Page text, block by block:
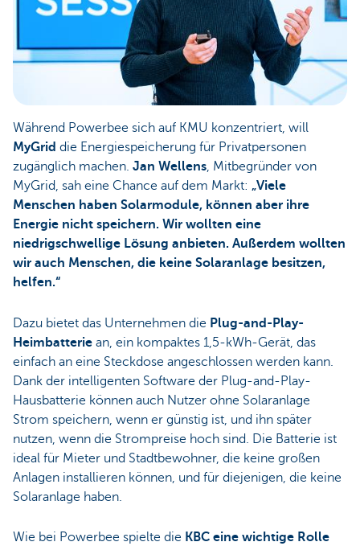
Während Powerbee sich auf KMU konzentriert, will
MyGrid die Energiespeicherung für Privatpersonen
zugänglich machen. Jan Wellens, Mitbegründer von
MyGrid, sah eine Chance auf dem Markt: „Viele
Menschen haben Solarmodule, können aber ihre
Energie nicht speichern. Wir wollten eine
niedrigschwellige Lösung anbieten. Außerdem wollten
wir auch Menschen, die keine Solaranlage besitzen,
helfen.“
Dazu bietet das Unternehmen die Plug-and-Play-
Heimbatterie an, ein kompaktes 1,5-kWh-Gerät, das
einfach an eine Steckdose angeschlossen werden kann.
Dank der intelligenten Software der Plug-and-Play-
Hausbatterie können auch Nutzer ohne Solaranlage
Strom speichern, wenn er günstig ist, und ihn später
nutzen, wenn die Strompreise hoch sind. Die Batterie ist
ideal für Mieter und Stadtbewohner, die keine großen
Anlagen installieren können, und für diejenigen, die keine
Solaranlage haben.
Wie bei Powerbee spielte die KBC eine wichtige Rolle